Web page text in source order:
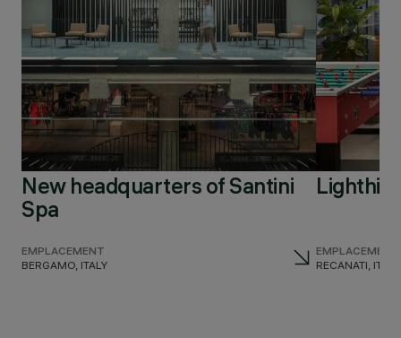
New headquarters of Santini
Spa
EMPLACEMENT
BERGAMO, ITALY
EMPLACEMENT
RECANATI, ITALY